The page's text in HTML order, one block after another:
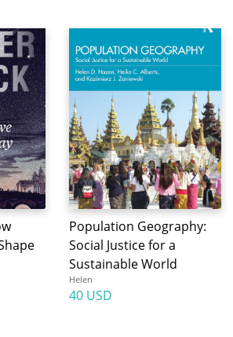
Population Geography:
Social Justice for a
Sustainable World
Helen
40 USD